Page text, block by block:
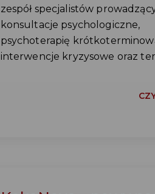
zespół specjalistów
konsultacje psychologiczne,
psychoterapię
interwencje kryzysowe oraz